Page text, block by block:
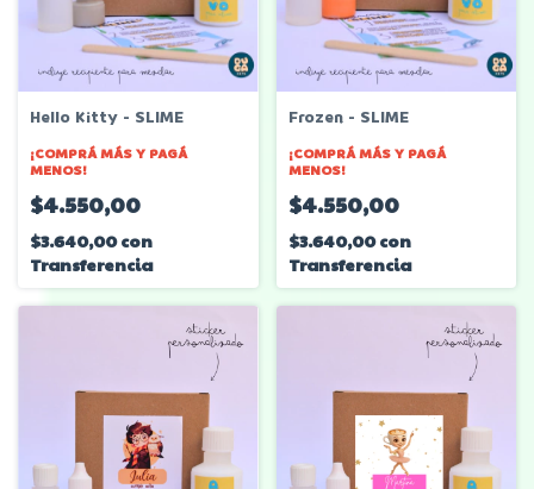
Hello Kitty - SLIME
¡COMPRÁ MÁS Y PAGÁ
MENOS!
$4.550,00
$3.640,00con
Transferencia
Frozen - SLIME
¡COMPRÁ MÁS Y PAGÁ
MENOS!
$4.550,00
$3.640,00con
Transferencia